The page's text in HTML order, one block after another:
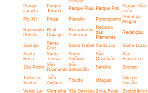
Parque
Jacinta
Parque
Juliana
Parque Piauí Parque Poti
Parque São
João
Pio XII Pirajá Planalto Porenquanto Portal da
Alegria
Raimundo
Portela
Real
Copagri
Recanto das
Palmeiras
Recanto
das
Plameiras
Redenção
Samapi
Santa
Cruz
Santa Isabel Santa Lia Santa Luzia
Santa
Rosa
Santa
Tereza
Santo
Antônio
São
Cristóvão
São
Francisco
São Pedro São
Raimundo
São
Sebastião
Satélite Socopo
Todos os
Santos
Três
Andares
Triunfo Uruguai
Vale do
Gavião
Verde Lar Vermelha Vila Operária Zona Rural Zoobotânico